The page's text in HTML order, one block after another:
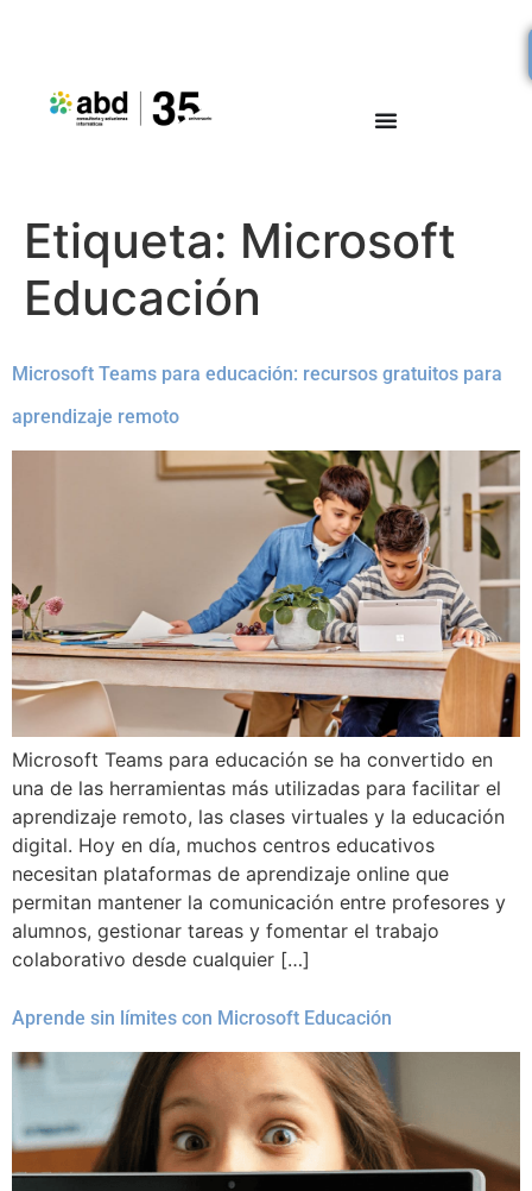
Etiqueta: Microsoft
Educación
Microsoft Teams para educación: recursos gratuitos para
aprendizaje remoto
Microsoft Teams para educación se ha convertido en
una de las herramientas más utilizadas para facilitar el
aprendizaje remoto, las clases virtuales y la educación
digital. Hoy en día, muchos centros educativos
necesitan plataformas de aprendizaje online que
permitan mantener la comunicación entre profesores y
alumnos, gestionar tareas y fomentar el trabajo
colaborativo desde cualquier […]
Aprende sin límites con Microsoft Educación